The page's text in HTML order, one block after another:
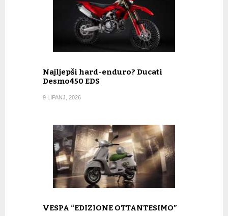
Najljepši hard-enduro? Ducati
Desmo450 EDS
9 LIPANJ, 2026
VESPA “EDIZIONE OTTANTESIMO”